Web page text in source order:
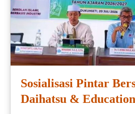
Sosialisasi Pintar
Daihatsu &